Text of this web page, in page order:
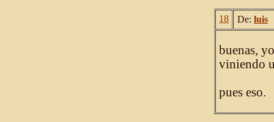
18 De: luis
buenas,
viniendo
pues eso.